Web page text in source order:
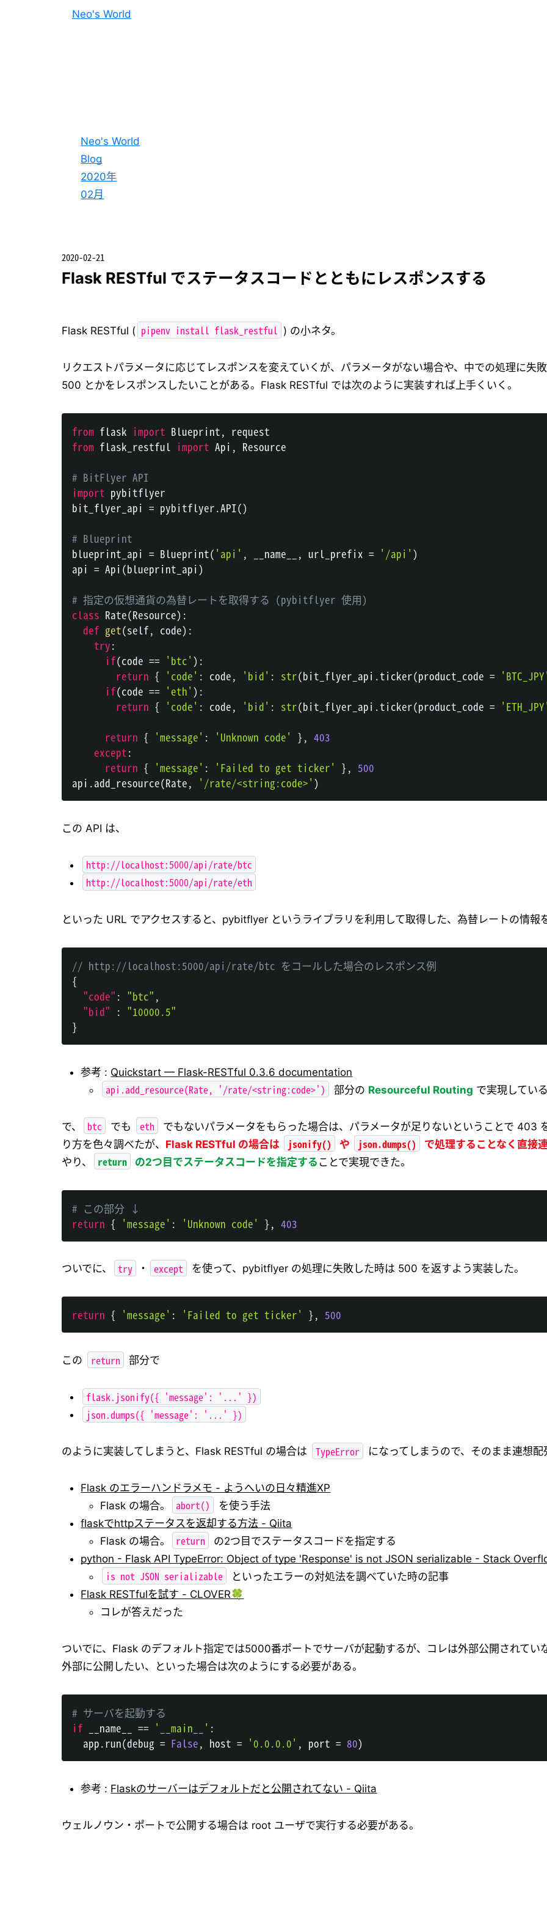
Neo's World
Neo's World
Blog
2020年
02月
2020-02-21
Flask RESTful でステータスコードとともにレスポンスする
Flask RESTful ( pipenv install flask_restful ) の小ネタ。
リクエストパラメータに応じてレスポンスを変えていくが、パラメータがない場合や、中での処理に失
500 とかをレスポンスしたいことがある。Flask RESTful では次のように実装すれば上手くいく。
from flask import Blueprint,
from flask_restful import Api , Resource
# BitFlyer API
import pybitflyer
bit_flyer_api = pybitflyer.API()
# Blueprint
blueprint_api = Blueprint( 'api' , __name__ , url_prefix = '/api' )
api = Api (blueprint_api)
# 指定の仮想通貨の為替レートを取得する (pybitflyer 使用)
class Rate(Resource) :
def get(self, code) :
try:
if(code == 'btc' ) :
return { 'code' : code, 'bid' : str(bit_flyer_api .ticker(product_code = 'BTC_JPY'
if(code == 'eth' ) :
return { 'code' : code, 'bid' : str(bit_flyer_api .ticker(product_code = 'ETH_JPY'
return { 'message' : 'Unknown code' } , 403
except:
return { 'message' : 'Failed to get ticker' } , 500
api .add_resource(Rate, '/rate/<string:code>' )
この API は、
http://localhost:5000/api/rate/btc
http://localhost:5000/api/rate/eth
といった URL でアクセスすると、pybitflyer というライブラリを利用して取得した、為替レートの情報
// http://localhost:5000/api/rate/btc をコールした場合のレスポンス例
{
"code" : "btc" ,
"bid" : "10000.5"
}
参考 : Quickstart — Flask-RESTful 0.3.6 documentation
api.add_resource(Rate, '/rate/<string:code>') 部分の Resourceful Routing で実現している
で、 btc でも eth
でもないパラメータをもらった場合は、パラメータが足りないということで 403
り方を色々調べたが、 Flask RESTful の場合は jsonify() や json.dumps() で処理することなく直接
やり、
return の2つ目でステータスコードを指定する ことで実現できた。
# この部分 ↓
return { 'message' : 'Unknown code' } , 403
ついでに、 try ・ except を使って、pybitflyer の処理に失敗した時は 500 を返すよう実装した。
return { 'message' : 'Failed to get ticker' } , 500
この return 部分で
flask.jsonify({ 'message': '...' })
json.dumps({ 'message': '...' })
のように実装してしまうと、Flask RESTful の場合は TypeError になってしまうので、そのまま連想配
Flask のエラーハンドラメモ - ようへいの日々精進XP
Flask の場合。
abort()
を使う手法
flaskでhttpステータスを返却する方法 - Qiita
Flask の場合。
return
の2つ目でステータスコードを指定する
python - Flask API TypeError: Object of type 'Response' is not JSON serializable - Stack
is not JSON serializable
といったエラーの対処法を調べていた時の記事
Flask RESTfulを試す - CLOVER🍀
コレが答えだった
ついでに、Flask のデフォルト指定では5000番ポートでサーバが起動するが、コレは外部公開されてい
外部に公開したい、といった場合は次のようにする必要がある。
# サーバを起動する
if __name__ == '__main__' :
  app
.run(debug = False, host = '0.0.0.0' , port = 80)
参考 : Flaskのサーバーはデフォルトだと公開されてない - Qiita
ウェルノウン・ポートで公開する場合は root ユーザで実行する必要がある。